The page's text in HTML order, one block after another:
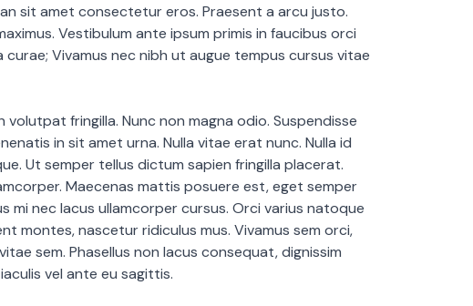
sit amet consectetur eros. Praesent a arcu justo.
Vestibulum ante ipsum primis in faucibus orci
Vivamus nec nibh ut augue tempus cursus vitae
fringilla. Nunc non magna odio. Suspendisse
in sit amet urna. Nulla vitae erat nunc. Nulla id
Ut semper tellus dictum sapien fringilla placerat.
Maecenas mattis posuere est, eget semper
mi nec lacus ullamcorper cursus. Orci varius natoque
montes, nascetur ridiculus mus. Vivamus sem orci,
sem. Phasellus non lacus consequat, dignissim
vel ante eu sagittis.